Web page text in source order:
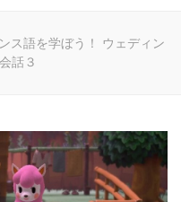
ス語を学ぼう！ ウェディン
話３